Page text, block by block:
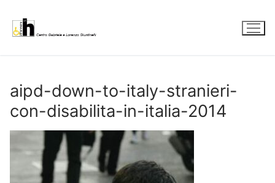
contenuto
aipd-down-to-italy-stranieri-
con-disabilita-in-italia-2014